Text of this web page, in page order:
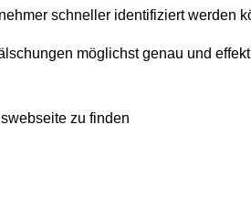
schneller identifiziert werden
möglichst genau und
zu finden